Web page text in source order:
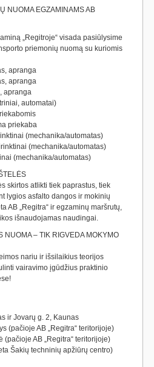
NUOMA EGZAMINAMS AB
„Regitroje“ visada pasiūlysime
priemonių nuomą su kuriomis
apranga
apranga
apranga
automatai)
priekaba
(mechanika/automatas)
(mechanika/automatas)
(mechanika/automatas)
skirtos atlikti tiek paprastus, tiek
lygios asfalto dangos ir mokinių
AB „Regitra“ ir egzaminų maršrutų,
išnaudojamas naudingai.
NUOMA – TIK RIGVEDA MOKYMO
nariu ir išsilaikius teorijos
vairavimo įgūdžius praktinio
ir Jovarų g. 2, Kaunas
(pačioje AB „Regitra“ teritorijoje)
(pačioje AB „Regitra“ teritorijoje)
Šakių techninių apžiūrų centro)